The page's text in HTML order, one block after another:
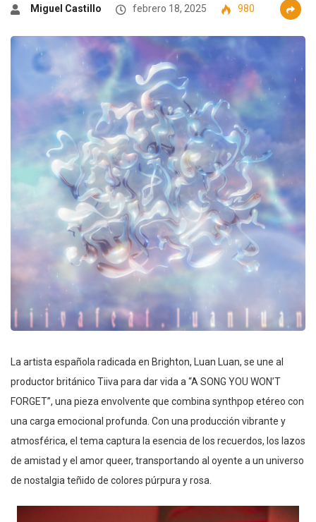
Miguel Castillo febrero 18, 2025 980
La artista española radicada en Brighton, Luan Luan, se une al
productor británico Tiiva para dar vida a “A SONG YOU WON’T
FORGET”, una pieza envolvente que combina synthpop etéreo con
una carga emocional profunda. Con una producción vibrante y
atmosférica, el tema captura la esencia de los recuerdos, los lazos
de amistad y el amor queer, transportando al oyente a un universo
de nostalgia teñido de colores púrpura y rosa.